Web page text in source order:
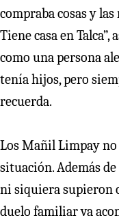
compraba cosas y
Tiene casa en
como una persona
tenía hijos, pero
recuerda.
Los Mañil Limpay
situación. Además
ni siquiera supieron
duelo familiar va